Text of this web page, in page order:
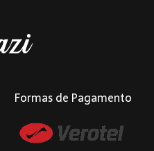
Formas de Pagamento